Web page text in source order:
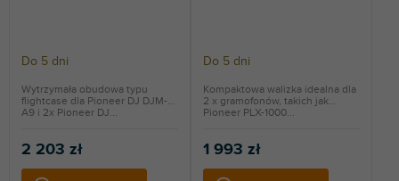
Do 5 dni
2 203 zł
Wytrzymała obudowa typu
flightcase dla Pioneer DJ DJM-
A9 i 2x Pioneer DJ...
Do 5 dni
1 993 zł
Kompaktowa walizka idealna dla
2 x gramofonów, takich jak
Pioneer PLX-1000...